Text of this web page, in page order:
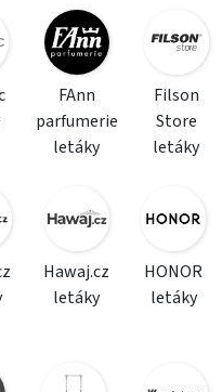
FAnn
parfumerie
letáky
Filson
Store
letáky
Hawaj.cz
letáky
HONOR
letáky